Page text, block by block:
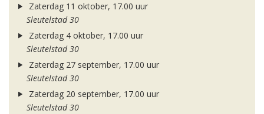
Zaterdag 11 oktober, 17.00 uur
Sleutelstad 30
Zaterdag 4 oktober, 17.00 uur
Sleutelstad 30
Zaterdag 27 september, 17.00 uur
Sleutelstad 30
Zaterdag 20 september, 17.00 uur
Sleutelstad 30